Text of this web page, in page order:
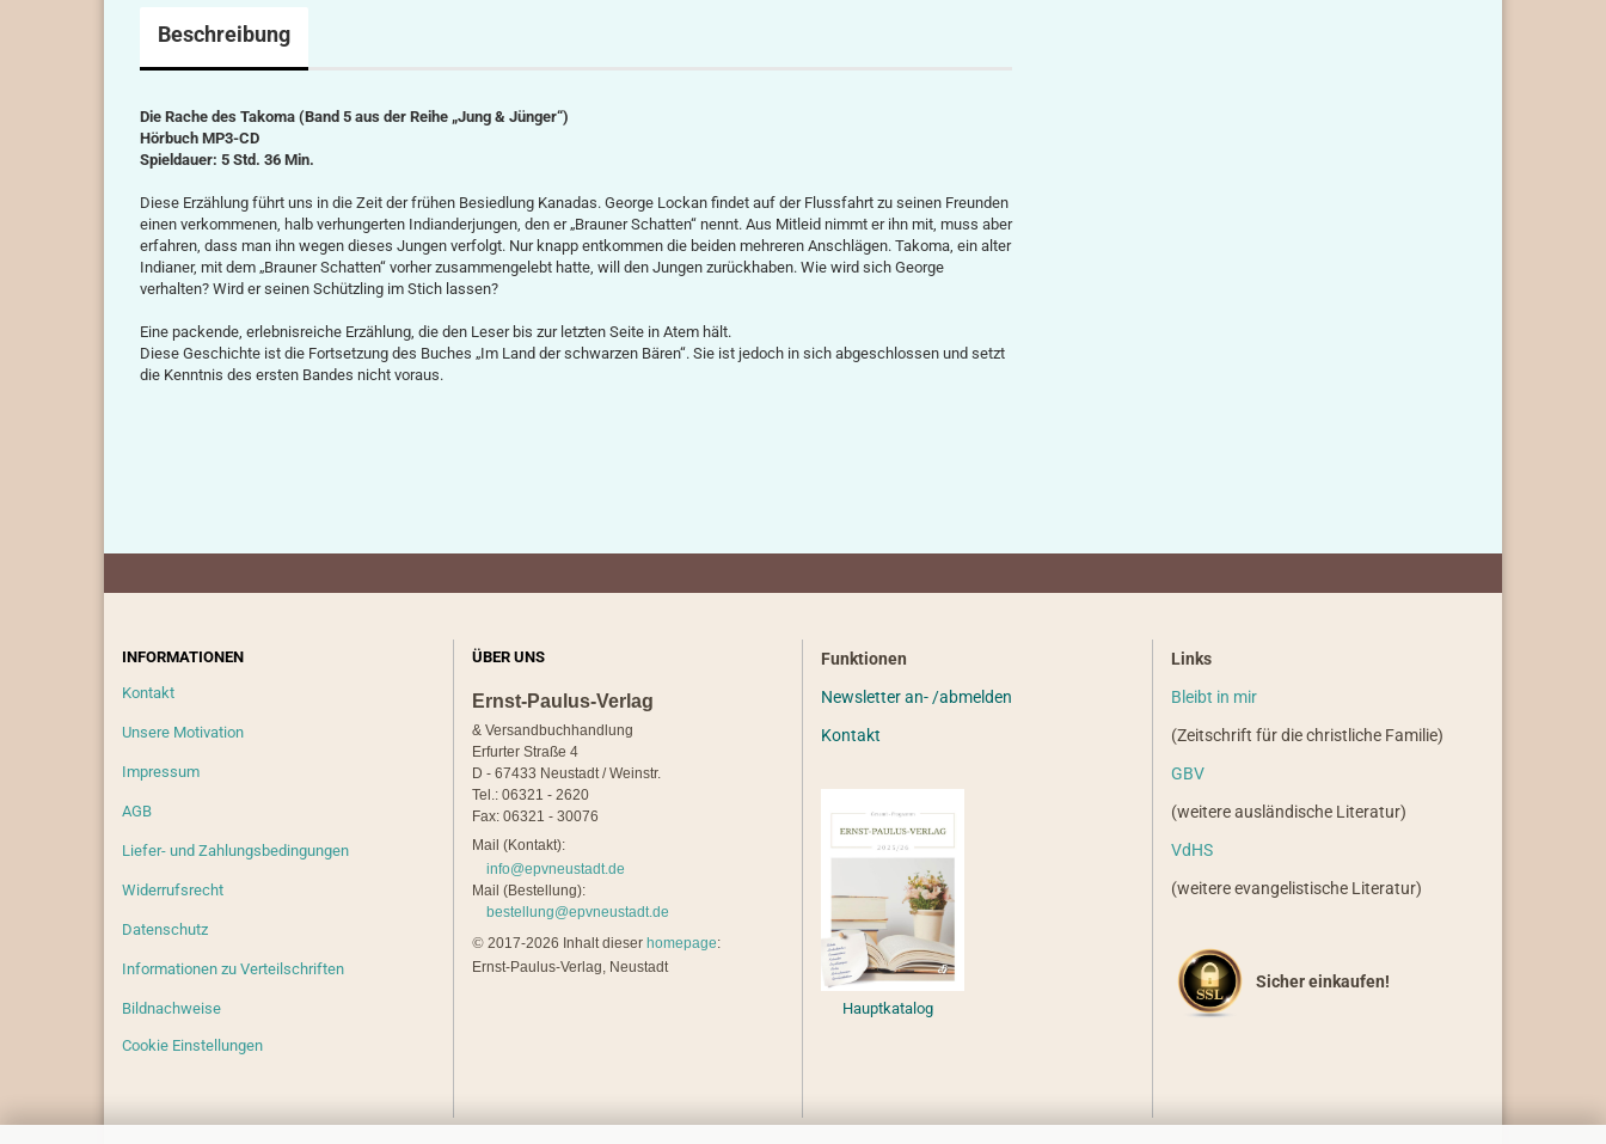
Beschreibung
Die Rache des Takoma (Band 5 aus der Reihe „Jung & Jünger“)
Hörbuch MP3-CD
Spieldauer: 5 Std. 36 Min.
Diese Erzählung führt uns in die Zeit der frühen Besiedlung Kanadas. George Lockan findet auf der Flussfahrt zu seinen Freunden
einen verkommenen, halb verhungerten Indianderjungen, den er „Brauner Schatten“ nennt. Aus Mitleid nimmt er ihn mit, muss aber
erfahren, dass man ihn wegen dieses Jungen verfolgt. Nur knapp entkommen die beiden mehreren Anschlägen. Takoma, ein alter
Indianer, mit dem „Brauner Schatten“ vorher zusammengelebt hatte, will den Jungen zurückhaben. Wie wird sich George
verhalten? Wird er seinen Schützling im Stich lassen?
Eine packende, erlebnisreiche Erzählung, die den Leser bis zur letzten Seite in Atem hält.
Diese Geschichte ist die Fortsetzung des Buches „Im Land der schwarzen Bären“. Sie ist jedoch in sich abgeschlossen und setzt
die Kenntnis des ersten Bandes nicht voraus.
INFORMATIONEN
Kontakt
Unsere Motivation
Impressum
AGB
Liefer- und Zahlungsbedingungen
Widerrufsrecht
Datenschutz
Informationen zu Verteilschriften
Bildnachweise
Cookie Einstellungen
ÜBER UNS
Ernst-Paulus-Verlag
& Versandbuchhandlung
Erfurter Straße 4
D - 67433 Neustadt / Weinstr.
Tel.: 06321 - 2620
Fax: 06321 - 30076
Mail (Kontakt):
info@epvneustadt.de
Mail (Bestellung):
bestellung@epvneustadt.de
© 2017-2026 Inhalt dieser homepage:
Ernst-Paulus-Verlag, Neustadt
Funktionen
Newsletter an- /abmelden
Kontakt
Hauptkatalog
Links
Bleibt in mir
(Zeitschrift für die christliche Familie)
GBV
(weitere ausländische Literatur)
VdHS
(weitere evangelistische Literatur)
Sicher einkaufen!